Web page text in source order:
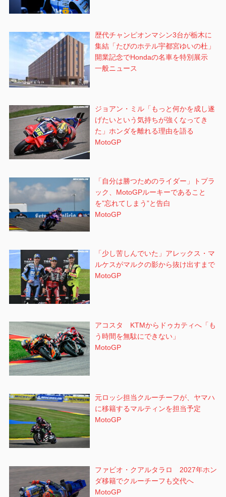
歴代チャンピオンマシン3台が栃木に
集結「たびのホテル宇都宮ゆいの杜」
開業記念でHondaの名車を特別展示
一般ニュース
ジョアン・ミル「もっと何かを成し遂
げたいという気持ちが強くなってき
た」ホンダを離れる理由を語る
MotoGP
「自分は勝つためのライダー」トプラ
ック、MotoGPルーキーであること
を”忘れてしまう”と告白
MotoGP
「少し苦しんでいた」アレックス・マ
ルケスがマルクの影から抜け出すまで
MotoGP
アコスタ KTMからドゥカティへ「も
う時間を無駄にできない」
MotoGP
元ロッシ担当クルーチーフが、ヤマハ
に移籍するマルティンを担当予定
MotoGP
ファビオ・クアルタラロ 2027年ホン
ダ移籍でクルーチーフも交代へ
MotoGP